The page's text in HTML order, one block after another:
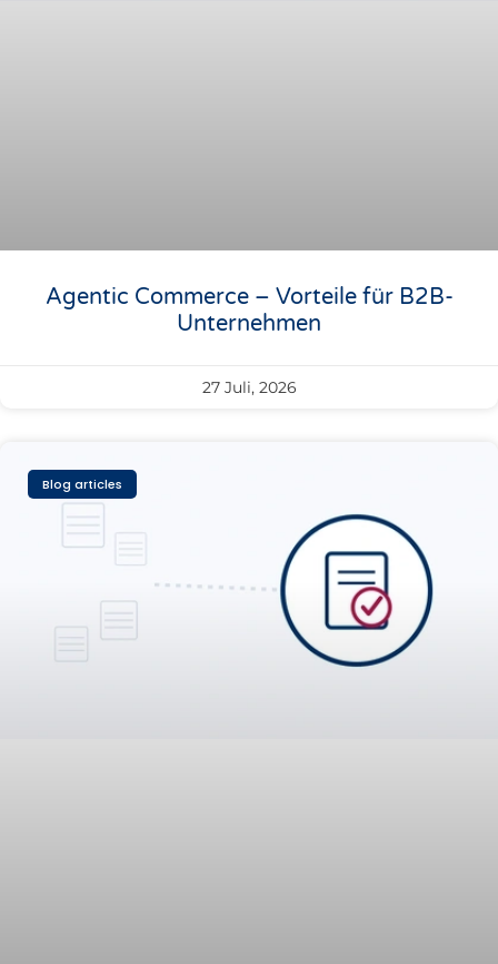
Agentic Commerce – Vorteile für B2B-
Unternehmen
27 Juli, 2026
Blog articles